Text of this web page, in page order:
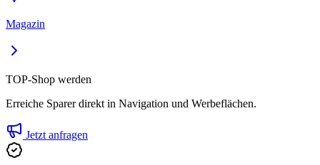
Magazin
TOP-Shop werden
Erreiche Sparer direkt in Navigation und Werbeflächen.
Jetzt anfragen